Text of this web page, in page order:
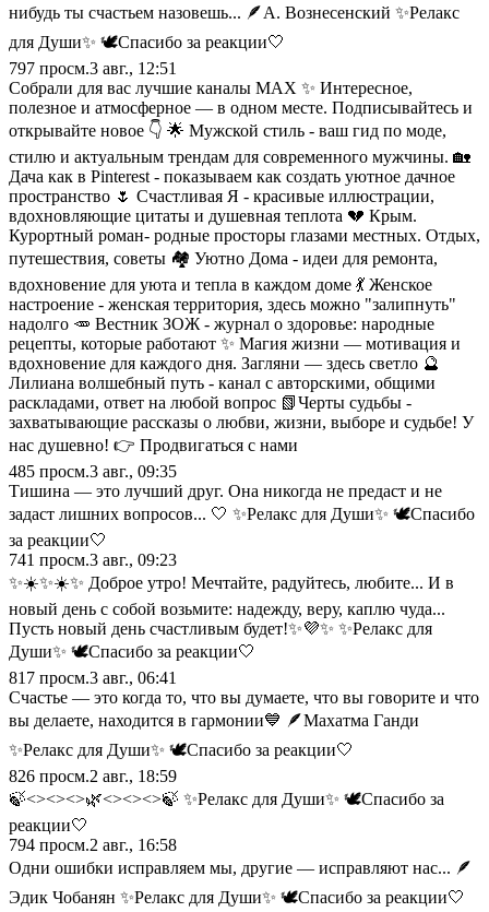
нибудь ты счастьем назовешь... 🪶А. Вознесенский ✨Релакс
для Души✨ 🕊️Спасибо за реакции🤍
797 просм.3 авг., 12:51
Собрали для вас лучшие каналы МАХ ✨ Интересное,
полезное и атмосферное — в одном месте. Подписывайтесь и
открывайте новое 👇 🌟 Мужской стиль - ваш гид по моде,
стилю и актуальным трендам для современного мужчины. 🏡
Дача как в Pinterest - показываем как создать уютное дачное
пространство 🌷 Счастливая Я - красивые иллюстрации,
вдохновляющие цитаты и душевная теплота 💔 Крым.
Курортный роман- родные просторы глазами местных. Отдых,
путешествия, советы 🏘️ Уютно Дома - идеи для ремонта,
вдохновение для уюта и тепла в каждом доме 💃 Женское
настроение - женская территория, здесь можно "залипнуть"
надолго 🥕 Вестник ЗОЖ - журнал о здоровье: народные
рецепты, которые работают ✨ Магия жизни — мотивация и
вдохновение для каждого дня. Загляни — здесь светло 🔮
Лилиана волшебный путь - канал с авторскими, общими
раскладами, ответ на любой вопрос 📗Черты судьбы -
захватывающие рассказы о любви, жизни, выборе и судьбе! У
нас душевно! 👉 Продвигаться с нами
485 просм.3 авг., 09:35
Тишина — это лучший друг. Она никогда не предаст и не
задаст лишних вопросов... 🤍 ✨Релакс для Души✨ 🕊️Спасибо
за реакции🤍
741 просм.3 авг., 09:23
✨☀️✨☀️✨ Доброе утро! Мечтайте, радуйтесь, любите... И в
новый день с собой возьмите: надежду, веру, каплю чуда...
Пусть новый день счастливым будет!✨💜✨ ✨Релакс для
Души✨ 🕊️Спасибо за реакции🤍
817 просм.3 авг., 06:41
Счастье — это когда то, что вы думаете, что вы говорите и что
вы делаете, находится в гармонии💙 🪶Махатма Ганди
✨Релакс для Души✨ 🕊️Спасибо за реакции🤍
826 просм.2 авг., 18:59
🍃<><><>🌿<><><>🍃 ✨Релакс для Души✨ 🕊️Спасибо за
реакции🤍
794 просм.2 авг., 16:58
Одни ошибки исправляем мы, другие — исправляют нас... 🪶
Эдик Чобанян ✨Релакс для Души✨ 🕊️Спасибо за реакции🤍